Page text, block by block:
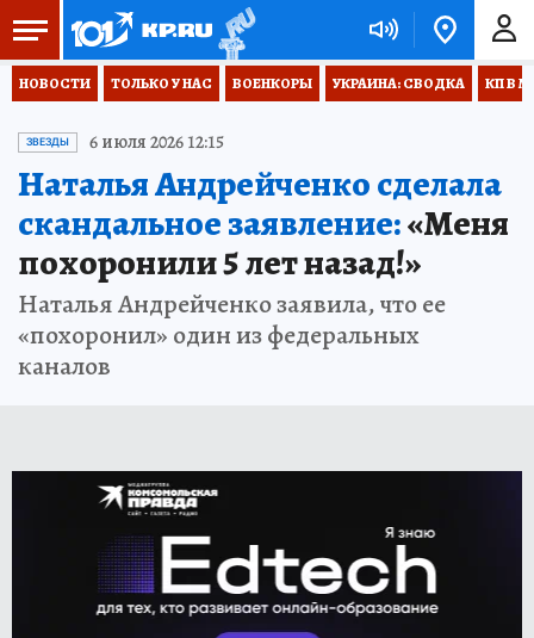
НОВОСТИ ТОЛЬКО У НАС ВОЕНКОРЫ УКРАИНА: СВОДКА КП В
ЗВЕЗДЫ 6 июля 2026 12:15
Наталья Андрейченко сделала
скандальное заявление:«Меня
похоронили 5 лет назад!»
Наталья Андрейченко заявила, что ее
«похоронил» один из федеральных
каналов